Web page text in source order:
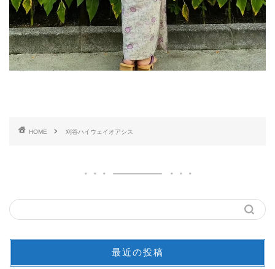
HOME 刈谷ハイウェイオアシス
最近の投稿